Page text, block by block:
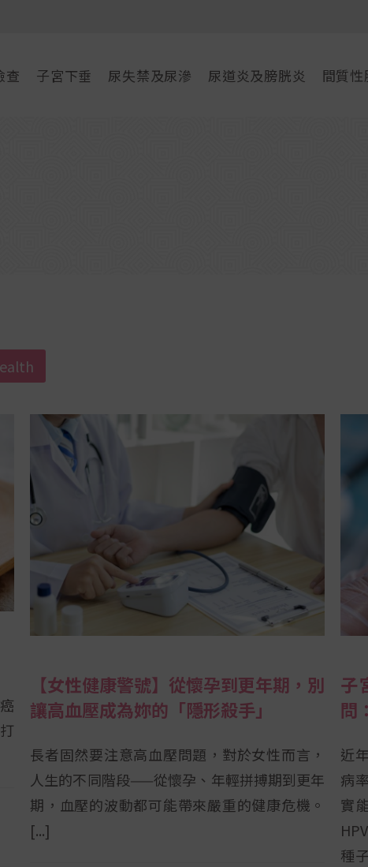
查 子宮下垂 尿失禁及尿滲 尿道炎及膀胱炎 間質性
【女性健康警號】從懷孕到更年期，別
讓高血壓成為妳的「隱形殺手」
長者固然要注意高血壓問題，對於女性而言，
人生的不同階段——從懷孕、年輕拼搏期到更年
期，血壓的波動都可能帶來嚴重的健康危機。
子
問
近
病
實
種